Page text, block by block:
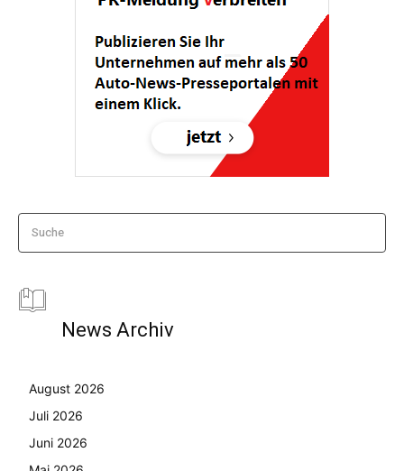
Suche
News Archiv
August 2026
Juli 2026
Juni 2026